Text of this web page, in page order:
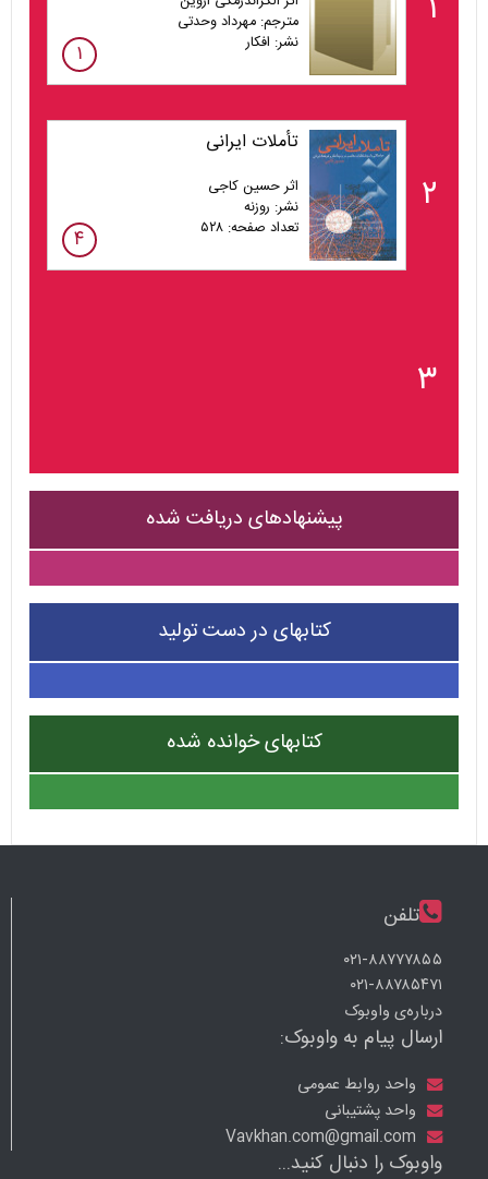
مترجم: مهرداد وحدتی
نشر: افکار
۱
۲
تأملات ایرانی
اثر حسین کاجی
نشر: روزنه
تعداد صفحه: ۵۲۸
۴
۳
پیشنهادهای دریافت شده
کتابهای در دست تولید
کتابهای خوانده شده
تلفن
۰۲۱-۸۸۷۷۷۸۵۵
۰۲۱-۸۸۷۸۵۴۷۱
درباره‌ی واوبوک
ارسال پیام به واوبوک:
واحد روابط عمومی
واحد پشتیبانی
واوبوک را دنبال کنید...